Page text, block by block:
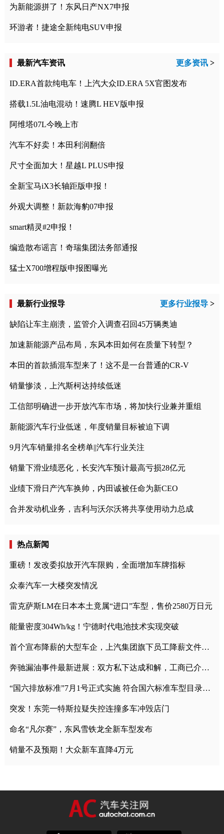
为新能源拼了！东风日产NX7申报
环游者！捷途全新纯电SUV申报
最新汽车资讯 更多资讯 >
ID.ERA首款纯电车！上汽大众ID.ERA 5X官图发布
搭载1.5L油电混动！速腾L HEV版申报
阿维塔07L今晚上市
汽车不好卖！本田利润翻倍
尺寸全面加大！星越L PLUS申报
全新宝马iX3长轴距版申报！
外观大调整！新款海豹07申报
smart精灵#2申报！
编造散布谣言！奇瑞集团法务部通报
猛士X700增程版申报图曝光
最新行业报导 更多行业报导 >
缺陷让车主崩溃，监管介入调查召回45万辆奥迪
加速新能源产品布局，东风本田如何在质量下转型？
本田的首款插混车型来了！这不是一台普通的CR-V
销量惨淡，上汽斯柯达持续低迷
工信部明确进一步开放汽车市场，将加快行业兼并重组
新能源汽车行业低迷，年度销量目标被迫下调
9月汽车销量排名全榜单||汽车行业关注
销量下滑业绩恶化，长安汽车预计最高亏损28亿元
业绩下滑日产汽车换帅，内田诚被任命为新CEO
合并发动机业务，吉利与沃尔沃将共享使用动力总成
热点新闻
重磅！发改委拟放开汽车限购，全面增加车牌指标
众泰汽车一大楼突发情况
雷克萨斯LM在日本本土竟属“进口”车型，售价2580万日元
能量密度304Wh/kg！宁德时代电池技术实现突破
首个宣布降薪的大型车企，上汽集团旗下员工降薪文件曝光
奔驰漏油事件最新进展：双方私下达成和解，工商已介入调查
“国六排放标准”7月1号正式实施 符合国六标准车型目录一览
突发！东莞一特斯拉疑失控连撞多车冲毁店门
命名“凡尔赛”，东风雪铁龙全新车型发布
销量不及预期！大众新车直降4万元